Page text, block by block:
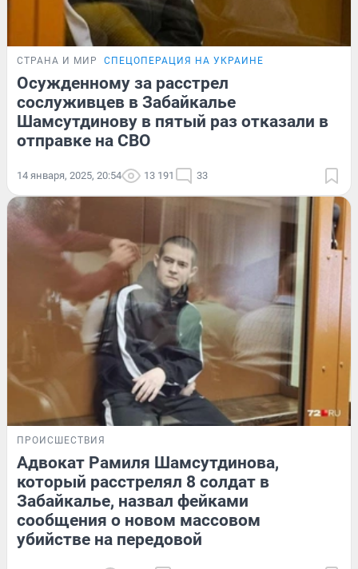
СТРАНА И МИР СПЕЦОПЕРАЦИЯ НА УКРАИНЕ
Осужденному за расстрел
сослуживцев в Забайкалье
Шамсутдинову в пятый раз отказали в
отправке на СВО
14 января, 2025, 20:54 13 191 33
ПРОИСШЕСТВИЯ
Адвокат Рамиля Шамсутдинова,
который расстрелял 8 солдат в
Забайкалье, назвал фейками
сообщения о новом массовом
убийстве на передовой